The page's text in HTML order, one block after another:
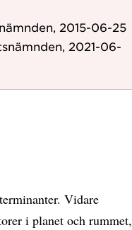
2015-06-25
2021-06-
Vidare
i planet och rummet,